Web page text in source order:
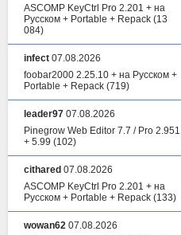
ASCOMP KeyCtrl Pro 2.201 + на
Русском + Portable + Repack (13
084)
infect 07.08.2026
foobar2000 2.25.10 + на Русском +
Portable + Repack (719)
leader97 07.08.2026
Pinegrow Web Editor 7.7 / Pro 2.951
+ 5.99 (102)
cithared 07.08.2026
ASCOMP KeyCtrl Pro 2.201 + на
Русском + Portable + Repack (133)
wowan62 07.08.2026